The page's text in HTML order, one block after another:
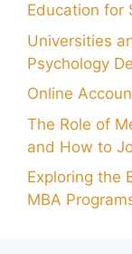
Education for
Universities
Psychology
Online
The Role of
and How to
Exploring the
MBA